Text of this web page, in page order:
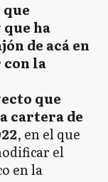
que ha
de acá en
con la
que
cartera de
, en el que
el
en la